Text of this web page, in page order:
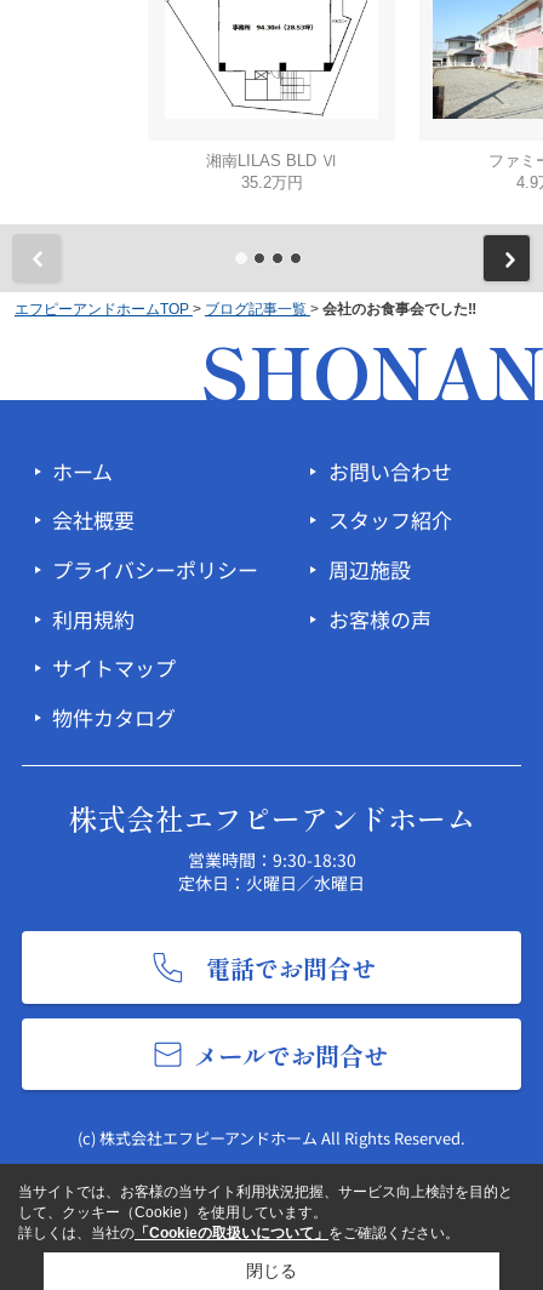
湘南LILAS BLD Ⅵ
35.2万円
ファミ
4.9
エフピーアンドホームTOP > ブログ記事一覧 > 会社のお食事会でした‼
ホーム
会社概要
プライバシーポリシー
利用規約
サイトマップ
物件カタログ
お問い合わせ
スタッフ紹介
周辺施設
お客様の声
株式会社エフピーアンドホーム
営業時間：9:30-18:30
定休日：火曜日／水曜日
電話でお問合せ
メールでお問合せ
(c) 株式会社エフピーアンドホーム All Rights Reserved.
当サイトでは、お客様の当サイト利用状況把握、サービス向上検討を目的と
して、クッキー（Cookie）を使用しています。
詳しくは、当社の 「Cookieの取扱いについて」 をご確認ください。
閉じる